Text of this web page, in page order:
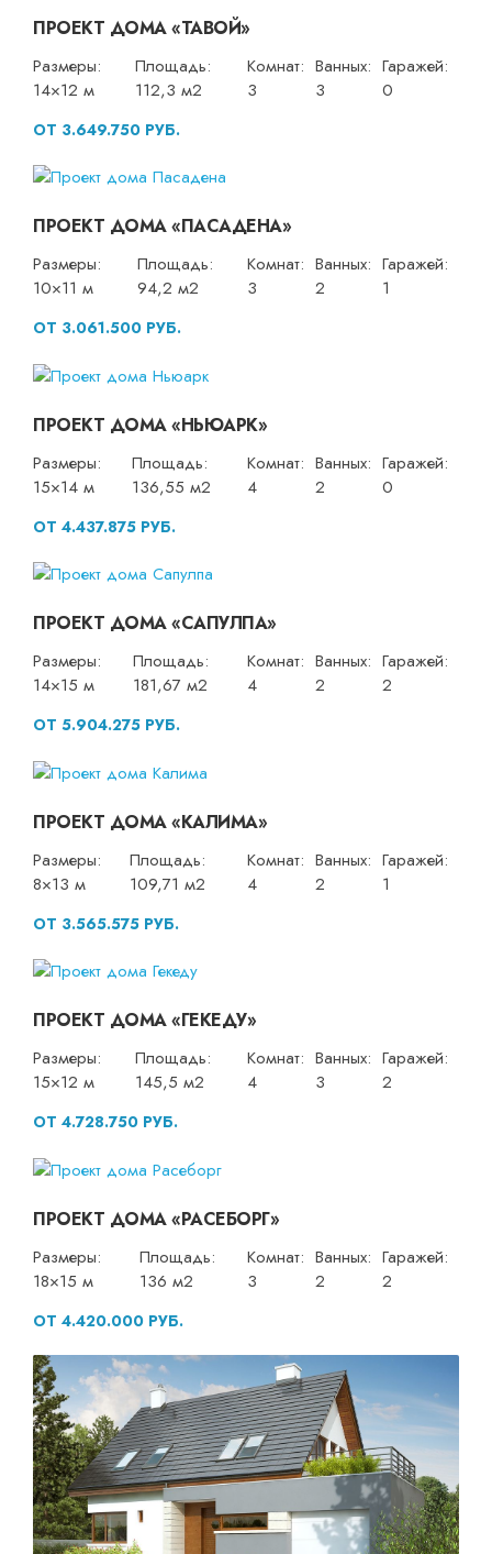
ПРОЕКТ ДОМА «ТАВОЙ»
Размеры:
14×12 м
Площадь:
112,3 м2
Комнат:
3
Ванных:
3
Гаражей:
0
ОТ 3.649.750 РУБ.
ПРОЕКТ ДОМА «ПАСАДЕНА»
Размеры:
10×11 м
Площадь:
94,2 м2
Комнат:
3
Ванных:
2
Гаражей:
1
ОТ 3.061.500 РУБ.
ПРОЕКТ ДОМА «НЬЮАРК»
Размеры:
15×14 м
Площадь:
136,55 м2
Комнат:
4
Ванных:
2
Гаражей:
0
ОТ 4.437.875 РУБ.
ПРОЕКТ ДОМА «САПУЛПА»
Размеры:
14×15 м
Площадь:
181,67 м2
Комнат:
4
Ванных:
2
Гаражей:
2
ОТ 5.904.275 РУБ.
ПРОЕКТ ДОМА «КАЛИМА»
Размеры:
8×13 м
Площадь:
109,71 м2
Комнат:
4
Ванных:
2
Гаражей:
1
ОТ 3.565.575 РУБ.
ПРОЕКТ ДОМА «ГЕКЕДУ»
Размеры:
15×12 м
Площадь:
145,5 м2
Комнат:
4
Ванных:
3
Гаражей:
2
ОТ 4.728.750 РУБ.
ПРОЕКТ ДОМА «РАСЕБОРГ»
Размеры:
18×15 м
Площадь:
136 м2
Комнат:
3
Ванных:
2
Гаражей:
2
ОТ 4.420.000 РУБ.